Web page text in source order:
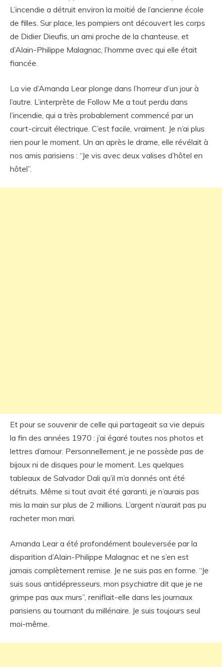
L’incendie a détruit environ la moitié de l’ancienne école
de filles. Sur place, les pompiers ont découvert les corps
de Didier Dieufis, un ami proche de la chanteuse, et
d’Alain-Philippe Malagnac, l’homme avec qui elle était
fiancée.
La vie d’Amanda Lear plonge dans l’horreur d’un jour à
l’autre. L’interprète de Follow Me a tout perdu dans
l’incendie, qui a très probablement commencé par un
court-circuit électrique. C’est facile, vraiment. Je n’ai plus
rien pour le moment. Un an après le drame, elle révélait à
nos amis parisiens : “Je vis avec deux valises d’hôtel en
hôtel”.
Et pour se souvenir de celle qui partageait sa vie depuis
la fin des années 1970 : j’ai égaré toutes nos photos et
lettres d’amour. Personnellement, je ne possède pas de
bijoux ni de disques pour le moment. Les quelques
tableaux de Salvador Dali qu’il m’a donnés ont été
détruits. Même si tout avait été garanti, je n’aurais pas
mis la main sur plus de 2 millions. L’argent n’aurait pas pu
racheter mon mari.
Amanda Lear a été profondément bouleversée par la
disparition d’Alain-Philippe Malagnac et ne s’en est
jamais complètement remise. Je ne suis pas en forme. “Je
suis sous antidépresseurs, mon psychiatre dit que je ne
grimpe pas aux murs”, reniflait-elle dans les journaux
parisiens au tournant du millénaire. Je suis toujours seul
moi-même.